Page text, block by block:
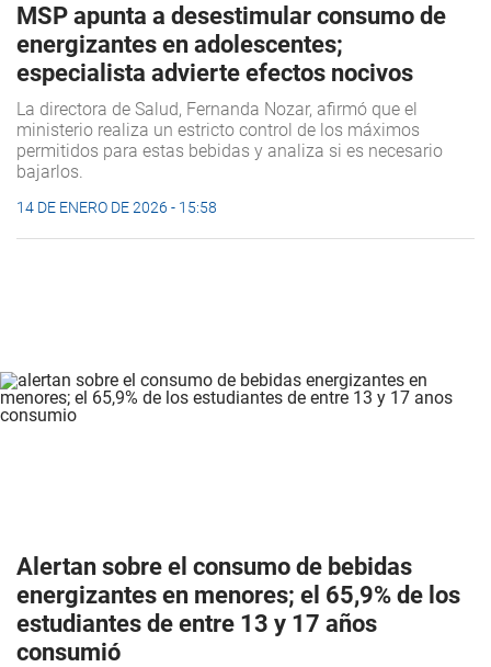
MSP apunta a desestimular consumo de
energizantes en adolescentes;
especialista advierte efectos nocivos
La directora de Salud, Fernanda Nozar, afirmó que el
ministerio realiza un estricto control de los máximos
permitidos para estas bebidas y analiza si es necesario
bajarlos.
14 DE ENERO DE 2026 - 15:58
Alertan sobre el consumo de bebidas
energizantes en menores; el 65,9% de los
estudiantes de entre 13 y 17 años
consumió